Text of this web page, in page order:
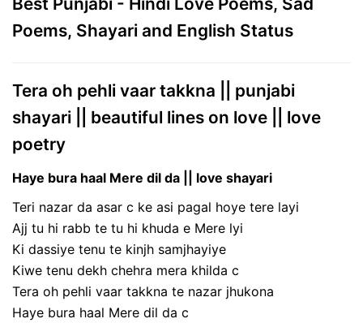
Poems, Shayari and English Status
Tera oh pehli vaar takkna || punjabi
shayari || beautiful lines on love || love
poetry
Haye bura haal Mere dil da || love shayari
Teri nazar da asar c ke asi pagal hoye tere layi
Ajj tu hi rabb te tu hi khuda e Mere lyi
Ki dassiye tenu te kinjh samjhayiye
Kiwe tenu dekh chehra mera khilda c
Tera oh pehli vaar takkna te nazar jhukona
Haye bura haal Mere dil da c